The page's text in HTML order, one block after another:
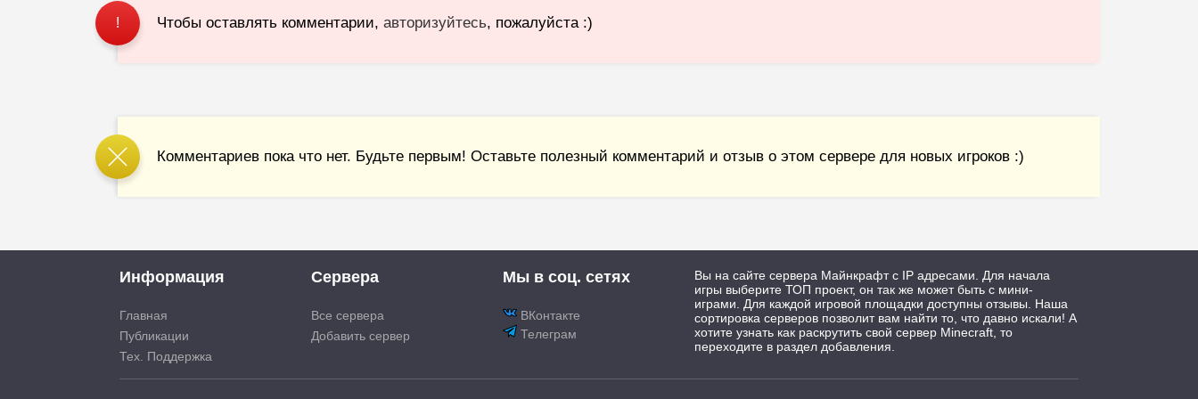
! Чтобы оставлять комментарии,авторизуйтесь, пожалуйста :)
Комментариев пока что нет. Будьте первым! Оставьте полезный комментарий и отзыв о этом сервере для новых игроков :)
Информация
Главная
Публикации
Тех. Поддержка
Сервера
Все сервера
Добавить сервер
Мы в соц. сетях
ВКонтакте
Телеграм
Вы на сайте сервера Майнкрафт с IP адресами. Для начала
игры выберите ТОП проект, он так же может быть с мини-
играми. Для каждой игровой площадки доступны отзывы. Наша
сортировка серверов позволит вам найти то, что давно искали! А
хотите узнать как раскрутить свой сервер Minecraft, то
переходите в раздел добавления.